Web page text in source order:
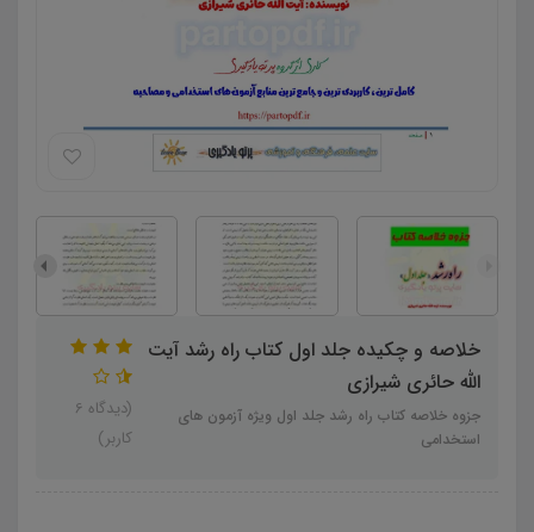
خلاصه و چکیده جلد اول کتاب راه رشد آیت
الله حائری شیرازی
جزوه خلاصه کتاب راه رشد جلد اول ویژه آزمون های
استخدامی
(دیدگاه 6
کاربر)